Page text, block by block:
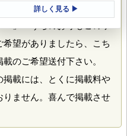
」「うちのお寺もこのサ
望がありましたら、こち
載のご希望送付下さい。
載には、とくに掲載料や
ません。喜んで掲載させ
詳しく見る ▶